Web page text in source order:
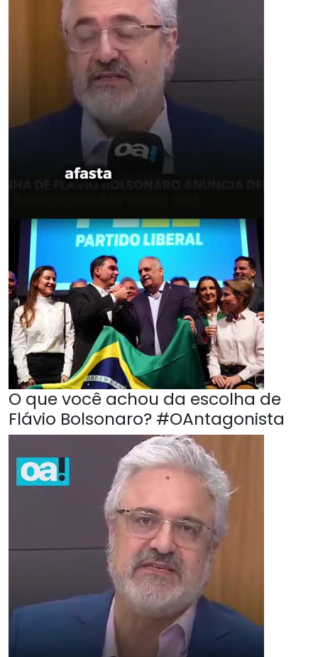
O que você achou da escolha de
Flávio Bolsonaro? #OAntagonista